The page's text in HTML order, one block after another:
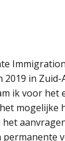
in Zuid-
ik voor het
mogelijke